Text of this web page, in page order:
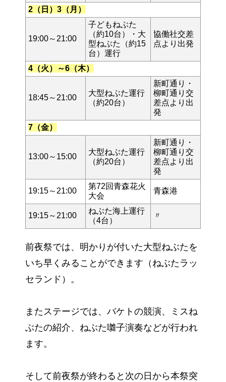
2（日）3（月）
19:00～21:00
子どもねぶた
（約10台）・大
型ねぶた（約15
台）運行
協働社交差
点より出発
4（火）～6（木）
18:45～21:00
大型ねぶた運行
（約20台）
新町通り・
柳町通り交
差点より出
発
7（金）
13:00～15:00
大型ねぶた運行
（約20台）
新町通り・
柳町通り交
差点より出
発
19:15～21:00
第72回青森花火
大会
青森港
19:15～21:00
ねぶた海上運行
（4台）
〃
前夜祭では、明かりが付いた大型ねぶたを
いち早くみることができます（ねぶたラッ
セランド）。
またステージでは、バケトの競演、ミスね
ぶたの紹介、ねぶた囃子演奏などが行われ
ます。
そして前夜祭が終わると次の日から本祭突